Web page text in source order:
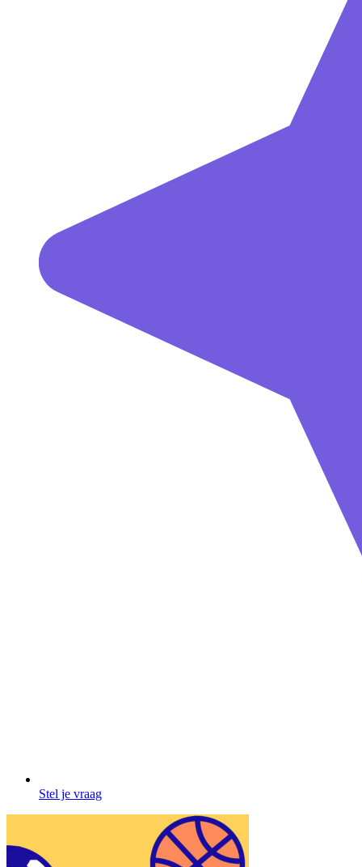
Stel je vraag